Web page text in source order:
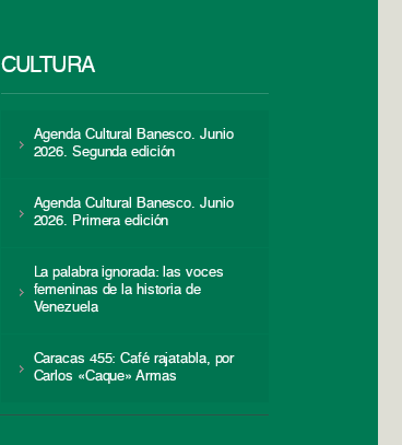
CULTURA
Agenda Cultural Banesco. Junio
2026. Segunda edición
Agenda Cultural Banesco. Junio
2026. Primera edición
La palabra ignorada: las voces
femeninas de la historia de
Venezuela
Caracas 455: Café rajatabla, por
Carlos «Caque» Armas